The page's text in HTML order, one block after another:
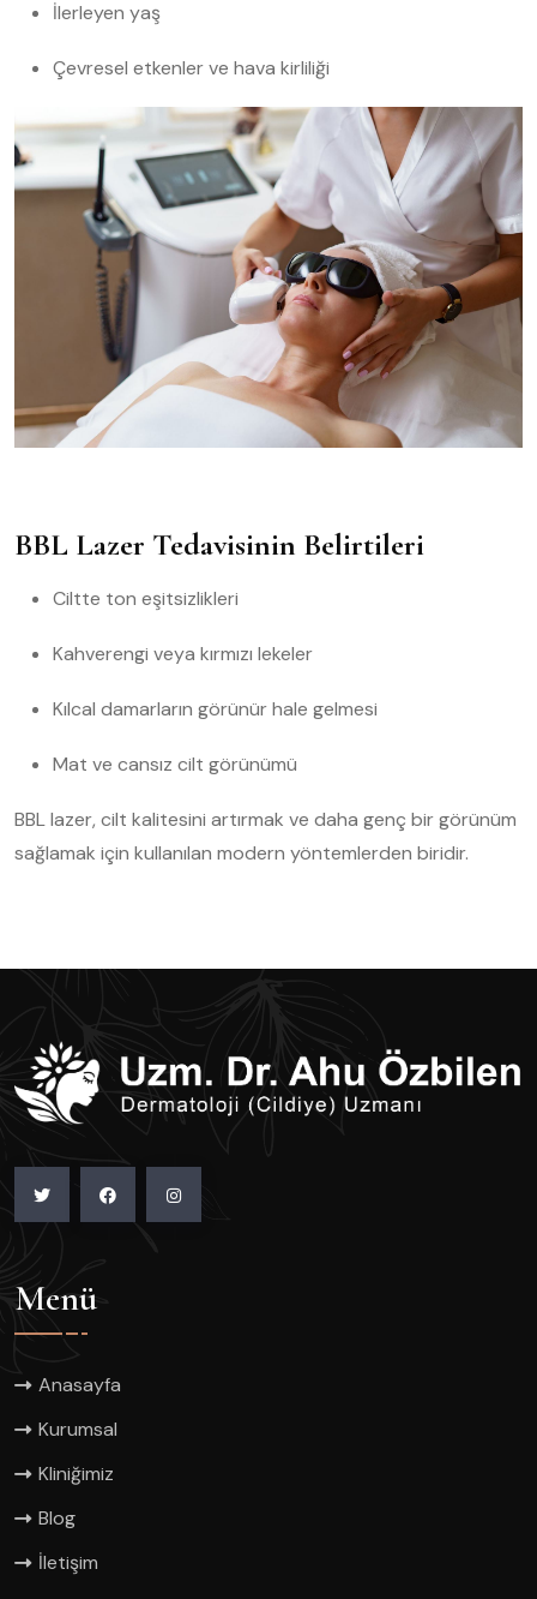
İlerleyen yaş
Çevresel etkenler ve hava kirliliği
BBL Lazer Tedavisinin Belirtileri
Ciltte ton eşitsizlikleri
Kahverengi veya kırmızı lekeler
Kılcal damarların görünür hale gelmesi
Mat ve cansız cilt görünümü
BBL lazer, cilt kalitesini artırmak ve daha genç bir görünüm
sağlamak için kullanılan modern yöntemlerden biridir.
Menü
Anasayfa
Kurumsal
Kliniğimiz
Blog
İletişim